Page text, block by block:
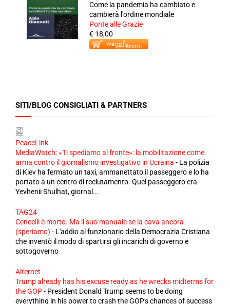
Come la pandemia ha cambiato e
cambierà l'ordine mondiale
Ponte alle Grazie
€ 18,00
SITI/BLOG CONSIGLIATI & PARTNERS
PeaceLink
MediaWatch: «Ti spediamo al fronte»: la mobilitazione come
arma contro il giornalismo investigativo in Ucraina - La polizia
di Kiev ha fermato un taxi, ammanettato il passeggero e lo ha
portato a un centro di reclutamento. Quel passeggero era
Yevhenii Shulhat, giornal...
TAG24
Cencelli è morto. Ma il suo manuale se la cava ancora
(speriamo) - L'addio al funzionario della Democrazia Cristiana
che inventò il modo di spartirsi gli incarichi di governo e
sottogoverno
Alternet
Trump already has his excuse ready as he wrecks midterms for
the GOP- President Donald Trump seems to be doing
everything in his power to crash the GOP's chances of success